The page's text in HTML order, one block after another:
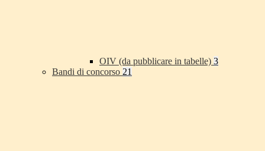
OIV (da pubblicare in tabelle) 3
Bandi di concorso 21